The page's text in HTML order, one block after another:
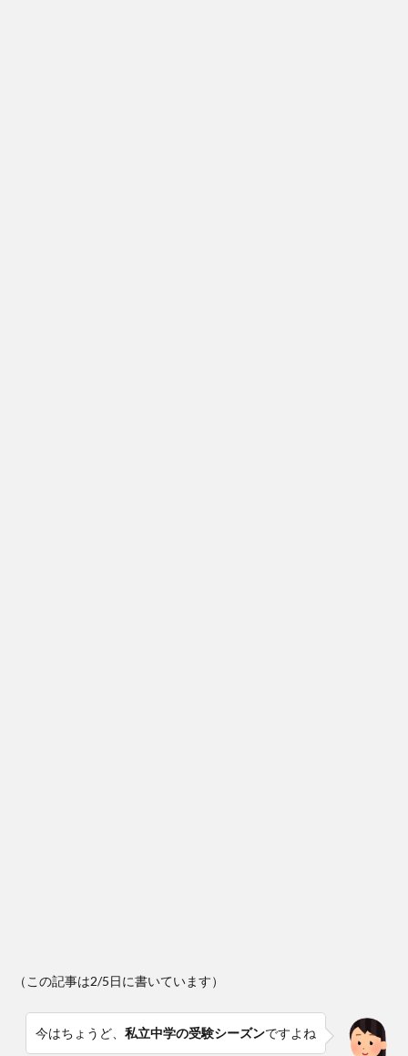
（この記事は2/5日に書いています）
今はちょうど、 私立中学の受験シーズンですよね